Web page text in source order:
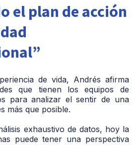
el plan de acción
de vida, Andrés afirma
que tienen los equipos de
para analizar el sentir de una
más que posible.
exhaustivo de datos, hoy la
puede tener una perspectiva